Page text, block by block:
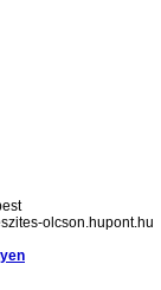
olcson.hupont.hu